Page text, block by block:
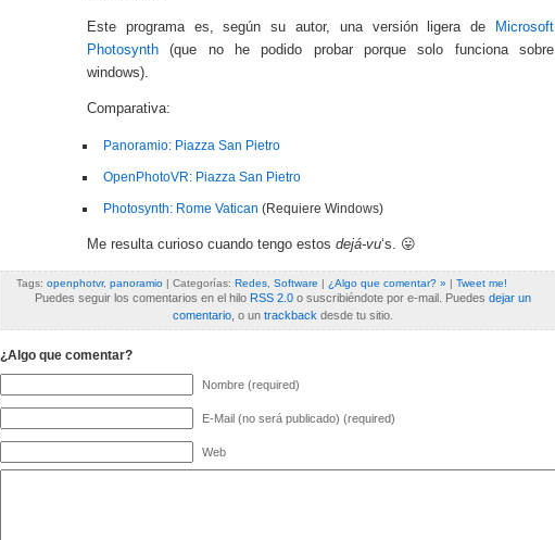
Este programa es, según su autor, una versión ligera de
Microsoft
Photosynth (que no he podido probar porque solo funciona sobre
windows).
Comparativa:
Panoramio: Piazza San Pietro
OpenPhotoVR: Piazza San Pietro
Photosynth: Rome Vatican (Requiere Windows)
Me resulta curioso cuando tengo estos dejá-vu‘s. 😛
Tags: openphotvr, panoramio | Categorías: Redes Software | ¿Algo que comentar? » | Tweet me!
Puedes seguir los comentarios en el hilo RSS 2.0o suscribiéndote por e-mail. Puedes dejar un
comentario, o un trackback desde tu sitio.
¿Algo que comentar?
Nombre (required)
E-Mail (no será publicado) (required)
Web